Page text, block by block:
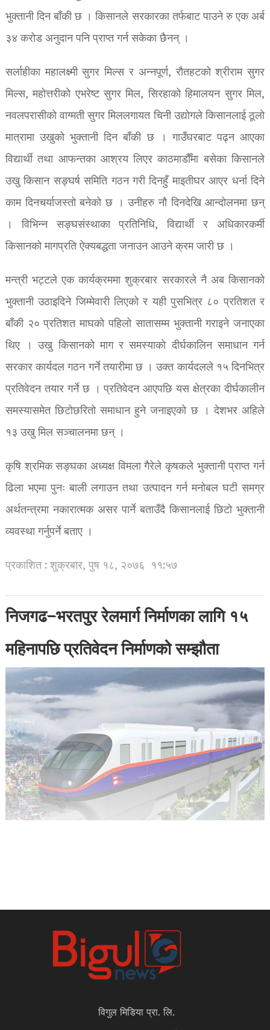
भुक्तानी दिन बाँकी छ । किसानले सरकारका तर्फबाट पाउने रु एक अर्ब
३४ करोड अनुदान पनि प्राप्त गर्न सकेका छैनन् ।
सर्लाहीका महालक्ष्मी सुगर मिल्स र अन्नपूर्ण, रौतहटको श्रीराम सुगर
मिल्स, महोत्तरीको एभरेष्ट सुगर मिल, सिरहाको हिमालयन सुगर मिल,
नवलपरासीको वाग्मती सुगर मिललगायत चिनी उद्योगले किसानलाई ठूलो
मात्रामा उखुको भुक्तानी दिन बाँकी छ । गाउँघरबाट पढ्न आएका
विद्यार्थी तथा आफन्तका आश्रय लिएर काठमाडौँमा बसेका किसानले
उखु किसान सङ्घर्ष समिति गठन गरी दिनहुँ माइतीघर आएर धर्ना दिने
काम दिनचर्याजस्तो बनेको छ । उनीहरु नौ दिनदेखि आन्दोलनमा छन्
। विभिन्न सङ्घसंस्थाका प्रतिनिधि, विद्यार्थी र अधिकारकर्मी
किसानको मागप्रति ऐक्यबद्धता जनाउन आउने क्रम जारी छ ।
मन्त्री भट्टले एक कार्यक्रममा शुक्रबार सरकारले नै अब किसानको
भुक्तानी उठाइदिने जिम्मेवारी लिएको र यही पुसभित्र ८० प्रतिशत र
बाँकी २० प्रतिशत माघको पहिलो सातासम्म भुक्तानी गराइने जनाएका
थिए । उखु किसानको माग र समस्याको दीर्घकालिन समाधान गर्न
सरकार कार्यदल गठन गर्ने तयारीमा छ । उक्त कार्यदलले १५ दिनभित्र
प्रतिवेदन तयार गर्ने छ । प्रतिवेदन आएपछि यस क्षेत्रका दीर्घकालीन
समस्यासमेत छिटोछरितो समाधान हुने जनाइएको छ । देशभर अहिले
१३ उखु मिल सञ्चालनमा छन् ।
कृषि श्रमिक सङ्घका अध्यक्ष विमला गैरेले कृषकले भुक्तानी प्राप्त गर्न
ढिला भएमा पुनः बाली लगाउन तथा उत्पादन गर्न मनोबल घटी समग्र
अर्थतन्त्रमा नकारात्मक असर पार्ने बताउँदै किसानलाई छिटो भुक्तानी
व्यवस्था गर्नुपर्ने बताए ।
प्रकाशित : शुक्रबार, पुष १८, २०७६ ११:५७
निजगढ–भरतपुर रेलमार्ग निर्माणका लागि १५
महिनापछि प्रतिवेदन निर्माणको सम्झौता
विगुल मिडिया प्रा. लि.